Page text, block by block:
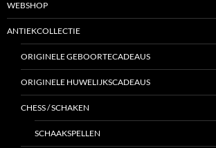
WEBSHOP
ANTIEKCOLLECTIE
ORIGINELE GEBOORTECADEAUS
ORIGINELE HUWELIJKSCADEAUS
CHESS / SCHAKEN
SCHAAKSPELLEN